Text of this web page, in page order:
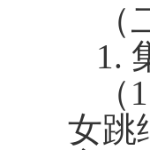
1.
（ 1
女跳